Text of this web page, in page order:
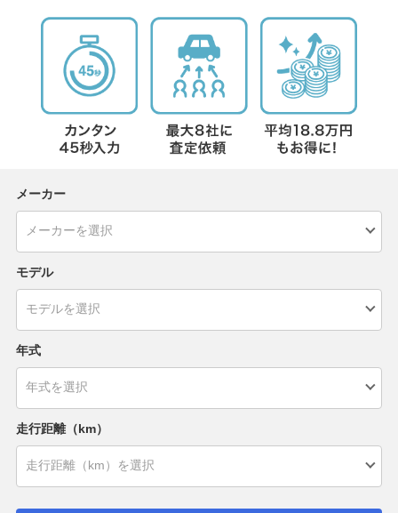
メーカー
モデル
年式
走行距離（km）